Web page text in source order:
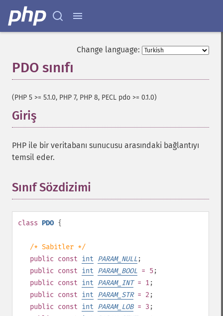
Change language:
PDO sınıfı
(PHP 5 >= 5.1.0, PHP 7, PHP 8, PECL pdo >= 0.1.0)
Giriş
PHP ile bir veritabanı sunucusu arasındaki bağlantıyı
temsil eder.
Sınıf Sözdizimi
class PDO {
/* Sabitler */
public const int PARAM_NULL;
public const int PARAM_BOOL = 5 ;
public const int PARAM_INT= 1;
public const int PARAM_STR= 2 ;
public const int PARAM_LOB= 3 ;